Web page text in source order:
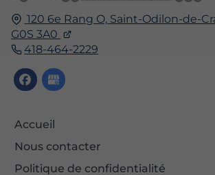
120 6e Rang O, Saint-Odilon-de-
G0S 3A0
418-464-2229
Accueil
Nous contacter
Politique de confidentialité